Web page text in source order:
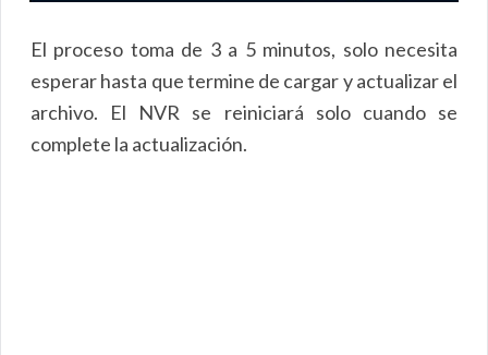
El proceso toma de 3 a 5 minutos, solo necesita
esperar hasta que termine de cargar y actualizar el
archivo. El NVR se reiniciará solo cuando se
complete la actualización.